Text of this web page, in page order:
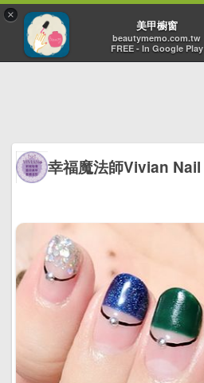
幸福魔法師Vivian Nail
×
美甲櫥窗
beautymemo.com.tw
FREE - In Google Play